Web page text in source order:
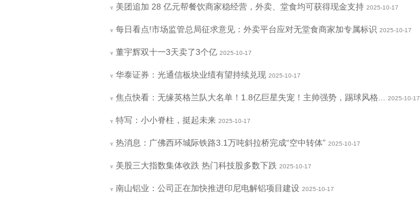
v 美团追加 28 亿元帮餐饮商家稳经营，外卖、堂食均可获得现金支持 2025-10-17
v 每日看点!市场监管总局征求意见：外卖平台应对无堂食商家加专属标识 2025-10-17
v 董宇辉双十一3天卖了3个亿 2025-10-17
v 华泰证券：光通信板块业绩有望持续兑现 2025-10-17
v 焦点快看：无缘英格兰队大名单！1.8亿巨星失宠！主帅强势，踢球风格... 2025-10-17
v 特写：小小脊柱，挺起未来 2025-10-17
v 热消息：广佛西环城际铁路3.1万吨斜拉桥完成“空中转体” 2025-10-17
v 美股三大指数集体收跌 热门科技股多数下跌 2025-10-17
v 南山铝业：公司正在加快推进印尼电解铝项目建设 2025-10-17